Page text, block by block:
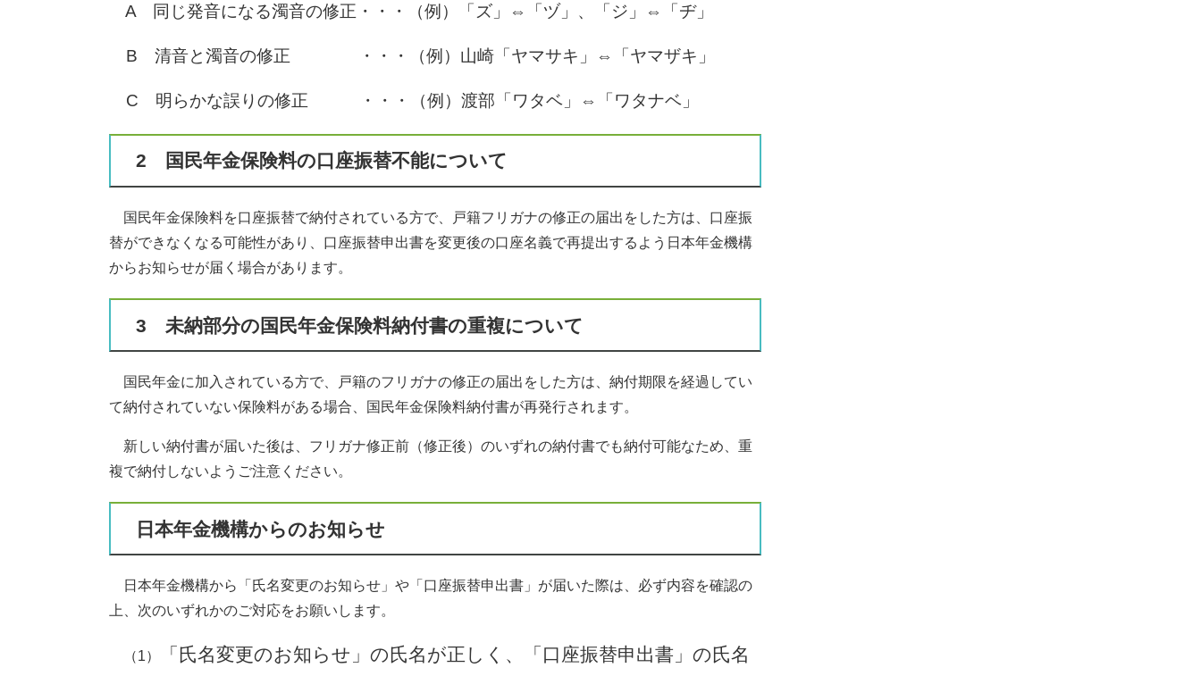
A 同じ発音になる濁音の修正・・・（例）「ズ」⇔「ヅ」、「ジ」⇔「ヂ」
B 清音と濁音の修正 ・・・（例）山崎「ヤマサキ」⇔「ヤマザキ」
C 明らかな誤りの修正 ・・・（例）渡部「ワタベ」⇔「ワタナベ」
2 国民年金保険料の口座振替不能について
国民年金保険料を口座振替で納付されている方で、戸籍フリガナの修正の届出をした方は、口座振
替ができなくなる可能性があり、口座振替申出書を変更後の口座名義で再提出するよう日本年金機構
からお知らせが届く場合があります。
3 未納部分の国民年金保険料納付書の重複について
国民年金に加入されている方で、戸籍のフリガナの修正の届出をした方は、納付期限を経過してい
て納付されていない保険料がある場合、国民年金保険料納付書が再発行されます。
新しい納付書が届いた後は、フリガナ修正前（修正後）のいずれの納付書でも納付可能なため、重
複で納付しないようご注意ください。
日本年金機構からのお知らせ
日本年金機構から「氏名変更のお知らせ」や「口座振替申出書」が届いた際は、必ず内容を確認の
上、次のいずれかのご対応をお願いします。
（1）
「氏名変更のお知らせ」の氏名が正しく、「口座振替申出書」の氏名